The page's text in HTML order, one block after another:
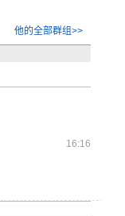
他的全部群组>>
16:16